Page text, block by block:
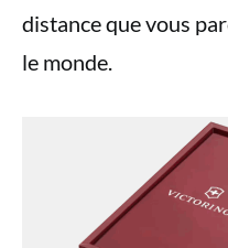
distance que vous
le monde.